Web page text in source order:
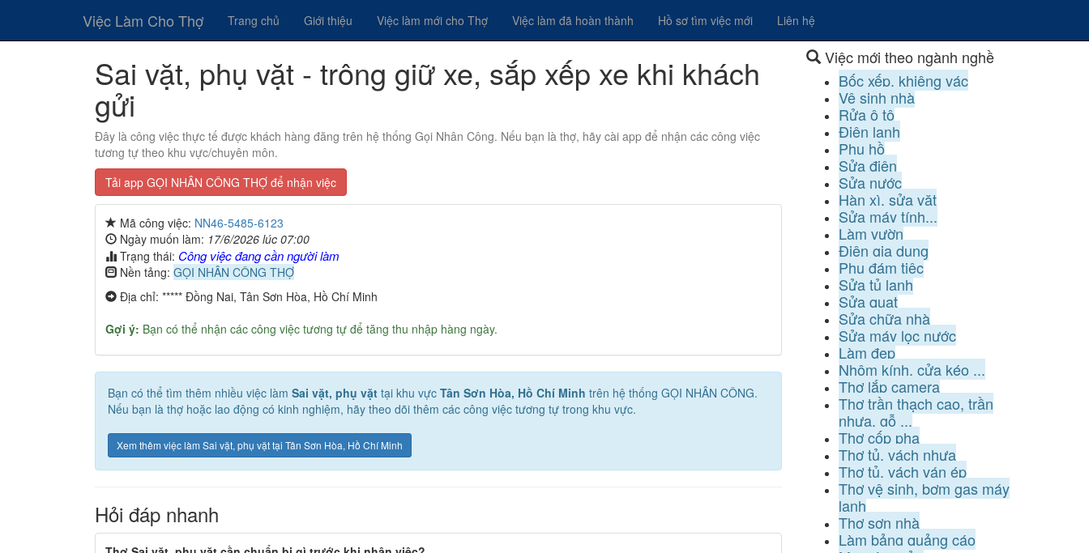
Việc Làm Cho Thợ Trang chủ Giới thiệu Việc làm mới cho Thợ Việc làm đã hoàn thành Hồ sơ tìm việc mới Liên hệ
Sai vặt, phụ vặt - trông giữ xe, sắp xếp xe khi khách
gửi
Đây là công việc thực tế được khách hàng đăng trên hệ thống Gọi Nhân Công. Nếu bạn là thợ, hãy cài app để nhận các công việc
tương tự theo khu vực/chuyên môn.
Tải app GỌI NHÂN CÔNG THỢ để nhận việc
Mã công việc: NN46-5485-6123
Ngày muốn làm: 17/6/2026 lúc 07:00
Trạng thái: Công việc đang cần người làm
Nền tảng: GỌI NHÂN CÔNG THỢ
Địa chỉ: ***** Đồng Nai, Tân Sơn Hòa, Hồ Chí Minh
Gợi ý: Bạn có thể nhận các công việc tương tự để tăng thu nhập hàng ngày.
Bạn có thể tìm thêm nhiều việc làm Sai vặt, phụ vặt tại khu vực Tân Sơn Hòa, Hồ Chí Minh trên hệ thống GỌI NHÂN CÔNG.
Nếu bạn là thợ hoặc lao động có kinh nghiệm, hãy theo dõi thêm các công việc tương tự trong khu vực.
Xem thêm việc làm Sai vặt, phụ vặt tại Tân Sơn Hòa, Hồ Chí Minh
Hỏi đáp nhanh
Việc mới theo ngành nghề
Bốc xếp, khiêng vác
Vệ sinh nhà
Rửa ô tô
Điện lạnh
Phụ hồ
Sửa điện
Sửa nước
Hàn xì, sửa vặt
Sửa máy tính...
Làm vườn
Điện gia dụng
Phụ đám tiệc
Sửa tủ lạnh
Sửa quạt
Sửa chữa nhà
Sửa máy lọc nước
Làm đẹp
Nhôm kính, cửa kéo ...
Thợ lắp camera
Thợ trần thạch cao, trần
nhựa, gỗ ...
Thợ cốp pha
Thợ tủ, vách nhựa
Thợ tủ, vách ván ép
Thợ vệ sinh, bơm gas máy
lạnh
Thợ sơn nhà
Làm bảng quảng cáo